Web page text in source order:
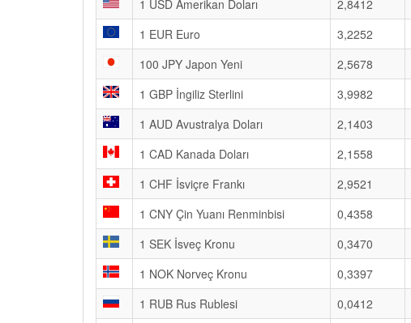
1 USD Amerikan Doları
2,8412
1 EUR Euro
3,2252
100 JPY Japon Yeni
2,5678
1 GBP İngiliz Sterlini
3,9982
1 AUD Avustralya Doları
2,1403
1 CAD Kanada Doları
2,1558
1 CHF İsviçre Frankı
2,9521
1 CNY Çin Yuanı Renminbisi
0,4358
1 SEK İsveç Kronu
0,3470
1 NOK Norveç Kronu
0,3397
1 RUB Rus Rublesi
0,0412